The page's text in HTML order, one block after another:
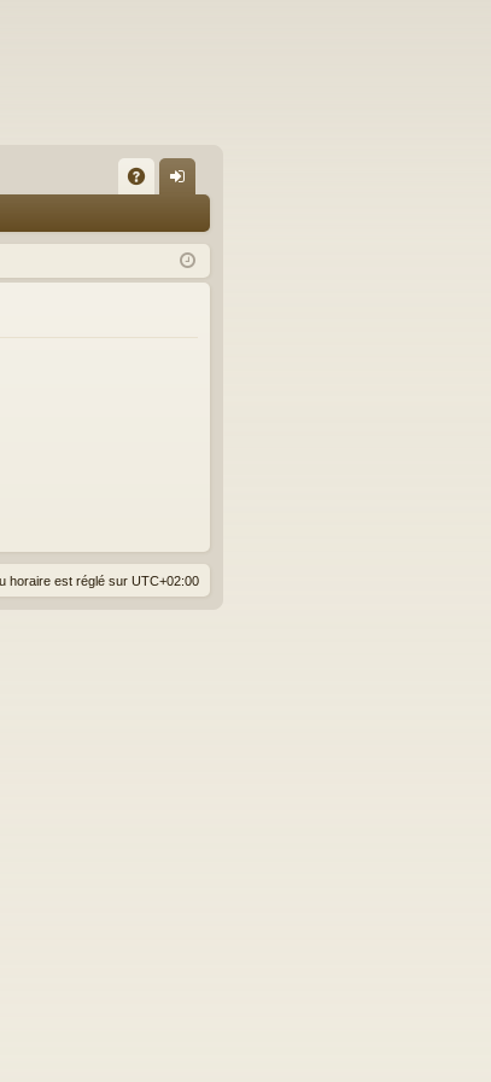
Q ne
xi
horaire est réglé sur UTC+02:00